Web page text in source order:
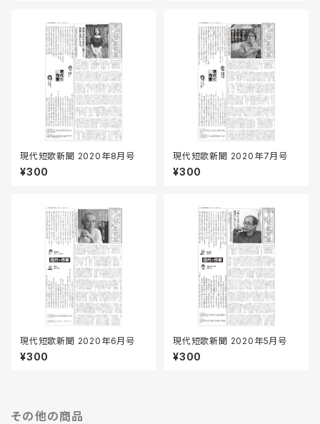
現代短歌新聞 2020年8月号
¥300
現代短歌新聞 2020年7月号
¥300
現代短歌新聞 2020年6月号
¥300
現代短歌新聞 2020年5月号
¥300
その他の商品